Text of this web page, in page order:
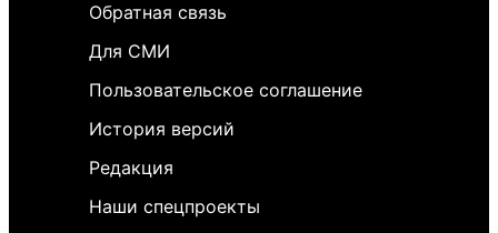
Обратная связь
Для СМИ
Пользовательское соглашение
История версий
Редакция
Наши спецпроекты